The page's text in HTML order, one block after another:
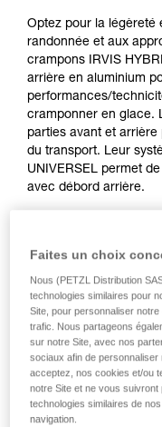
Optez pour la légèreté
randonnée et aux
crampons IRVIS
arrière en aluminium
performances/
cramponner en glace.
parties avant et
du transport. Leur
UNIVERSEL permet
avec débord arrière.
ALPEN ADAPT
Faites un choix
Nous (PETZL Distribution
technologies similaires pour
Site, pour personnaliser
trafic. Nous partageons
sur notre Site, avec nos
sociaux afin de
acceptez, nos cookies et/ou
notre Site et ne vous
technologies similaires de
navigation.